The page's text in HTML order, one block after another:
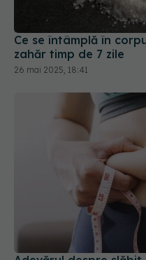
Ce se întâmplă în
zahăr timp de 7 zile
26 mai 2025, 18:41
Adevărul despre
și cum poți scăpa de